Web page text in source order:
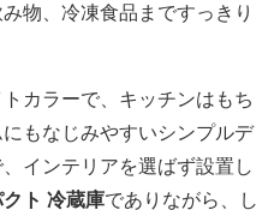
物、冷凍食品まですっきり
カラーで、キッチンはもち
もなじみやすいシンプルデ
インテリアを選ばず設置し
クト 冷蔵庫でありながら、し